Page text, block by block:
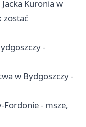
Kuronia w
zostać
-
w Bydgoszczy -
Fordonie - msze,